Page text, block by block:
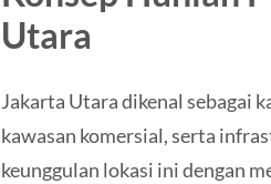
Utara
Jakarta Utara dikenal sebagai
kawasan komersial, serta
keunggulan lokasi ini dengan